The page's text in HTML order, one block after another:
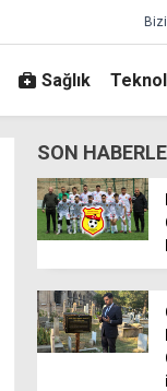
Sağlık
SON